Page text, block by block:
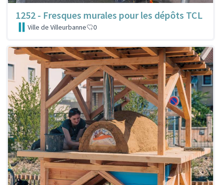
1252 - Fresques murales pour les dépôts TCL
Ville de Villeurbanne 0